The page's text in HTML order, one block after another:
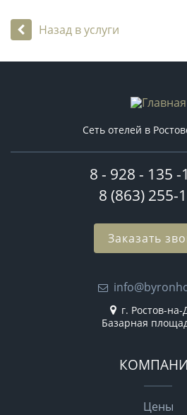
Назад в услуги
Сеть отелей в
8 - 928 - 135 -
8 (863) 255-
Заказать
г. Ростов-на-
Базарная
Цены